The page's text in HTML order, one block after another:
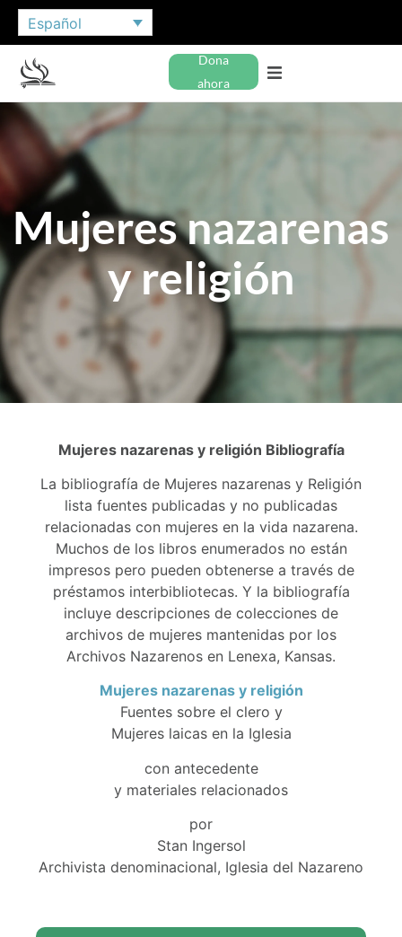
Español
Dona
ahora
Mujeres nazarenas
y religión
Mujeres nazarenas y religión Bibliografía
La bibliografía de Mujeres nazarenas y Religión
lista fuentes publicadas y no publicadas
relacionadas con mujeres en la vida nazarena.
Muchos de los libros enumerados no están
impresos pero pueden obtenerse a través de
préstamos interbibliotecas. Y la bibliografía
incluye descripciones de colecciones de
archivos de mujeres mantenidas por los
Archivos Nazarenos en Lenexa, Kansas.
Mujeres nazarenas y religión
Fuentes sobre el clero y
Mujeres laicas en la Iglesia
con antecedente
y materiales relacionados
por
Stan Ingersol
Archivista denominacional, Iglesia del Nazareno